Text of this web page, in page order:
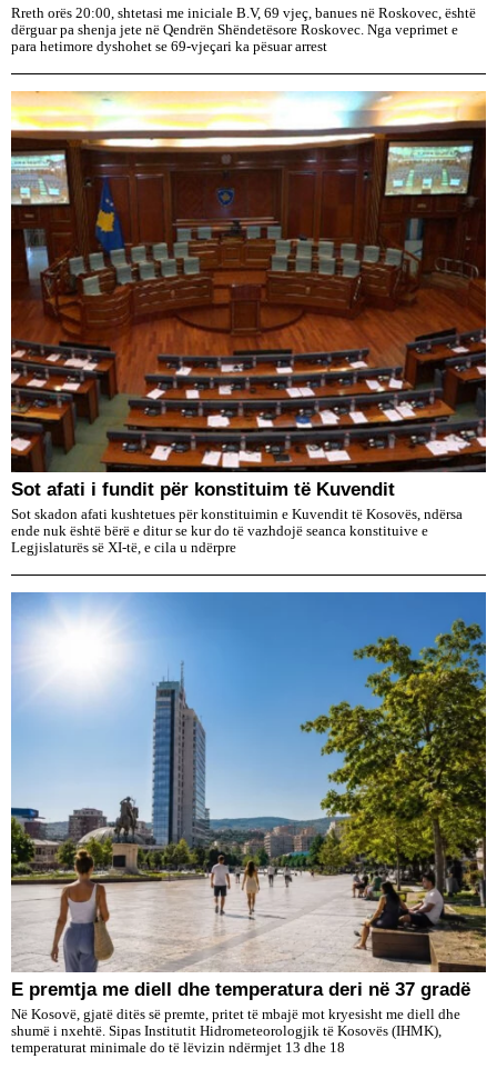
Rreth orës 20:00, shtetasi me iniciale B.V, 69 vjeç, banues në Roskovec, është
dërguar pa shenja jete në Qendrën Shëndetësore Roskovec. Nga veprimet e
para hetimore dyshohet se 69-vjeçari ka pësuar arrest
​Sot afati i fundit për konstituim të Kuvendit
Sot skadon afati kushtetues për konstituimin e Kuvendit të Kosovës, ndërsa
ende nuk është bërë e ditur se kur do të vazhdojë seanca konstituive e
Legjislaturës së XI-të, e cila u ndërpre
E premtja me diell dhe temperatura deri në 37 gradë
Në Kosovë, gjatë ditës së premte, pritet të mbajë mot kryesisht me diell dhe
shumë i nxehtë. Sipas Institutit Hidrometeorologjik të Kosovës (IHMK),
temperaturat minimale do të lëvizin ndërmjet 13 dhe 18